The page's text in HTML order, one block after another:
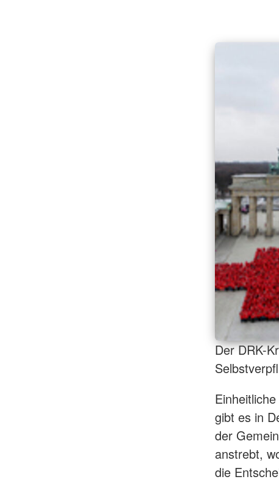
Der DRK-
gibt es in
der
anstrebt,
die